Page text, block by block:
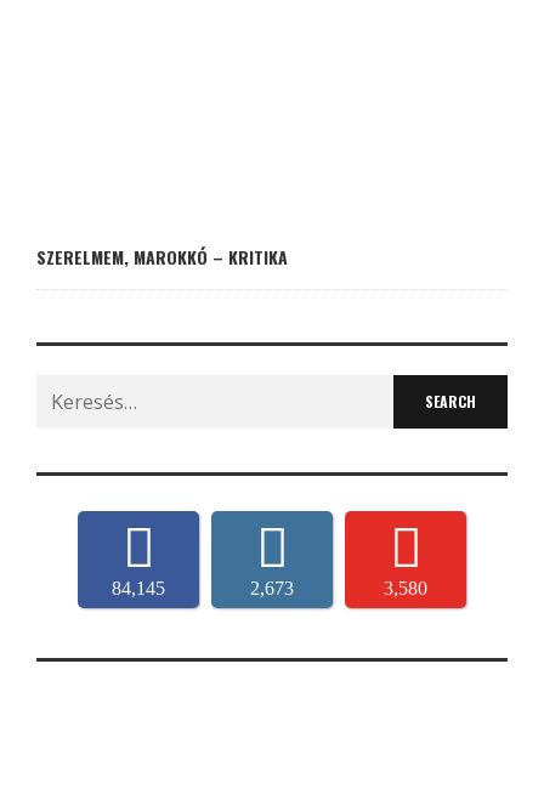
SZERELMEM, MAROKKÓ – KRITIKA
Search
for:
84,145 2,673 3,580